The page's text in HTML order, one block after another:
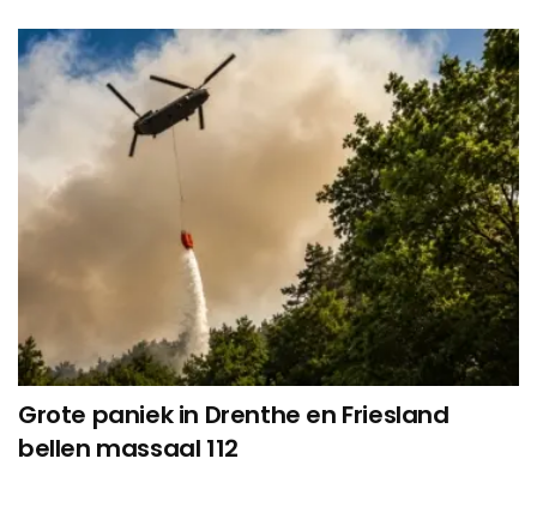
Grote paniek in Drenthe en Friesland
bellen massaal 112